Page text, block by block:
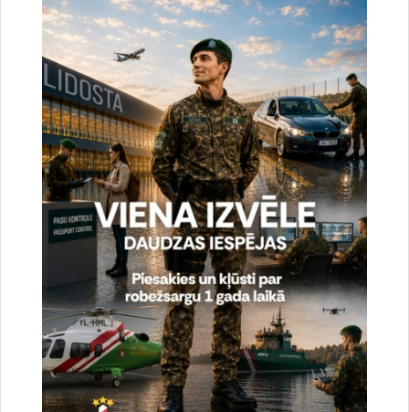
e-pasts:Anzelika.Alika@rs.gov.lv
Drukāt lapu
Dalīties